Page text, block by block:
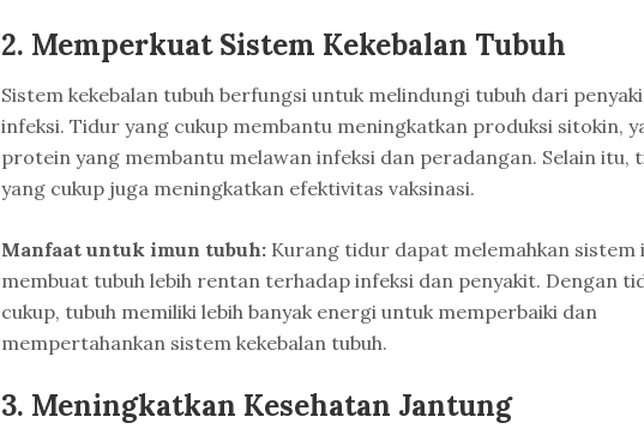
2. Memperkuat Sistem Kekebalan Tubuh
Sistem kekebalan tubuh berfungsi untuk melindungi tubuh dari
infeksi. Tidur yang cukup membantu meningkatkan produksi sitokin,
protein yang membantu melawan infeksi dan peradangan. Selain itu,
yang cukup juga meningkatkan efektivitas vaksinasi.
Manfaat untuk imun tubuh:Kurang tidur dapat melemahkan sistem
membuat tubuh lebih rentan terhadap infeksi dan penyakit. Dengan
cukup, tubuh memiliki lebih banyak energi untuk memperbaiki dan
mempertahankan sistem kekebalan tubuh.
3. Meningkatkan Kesehatan Jantung